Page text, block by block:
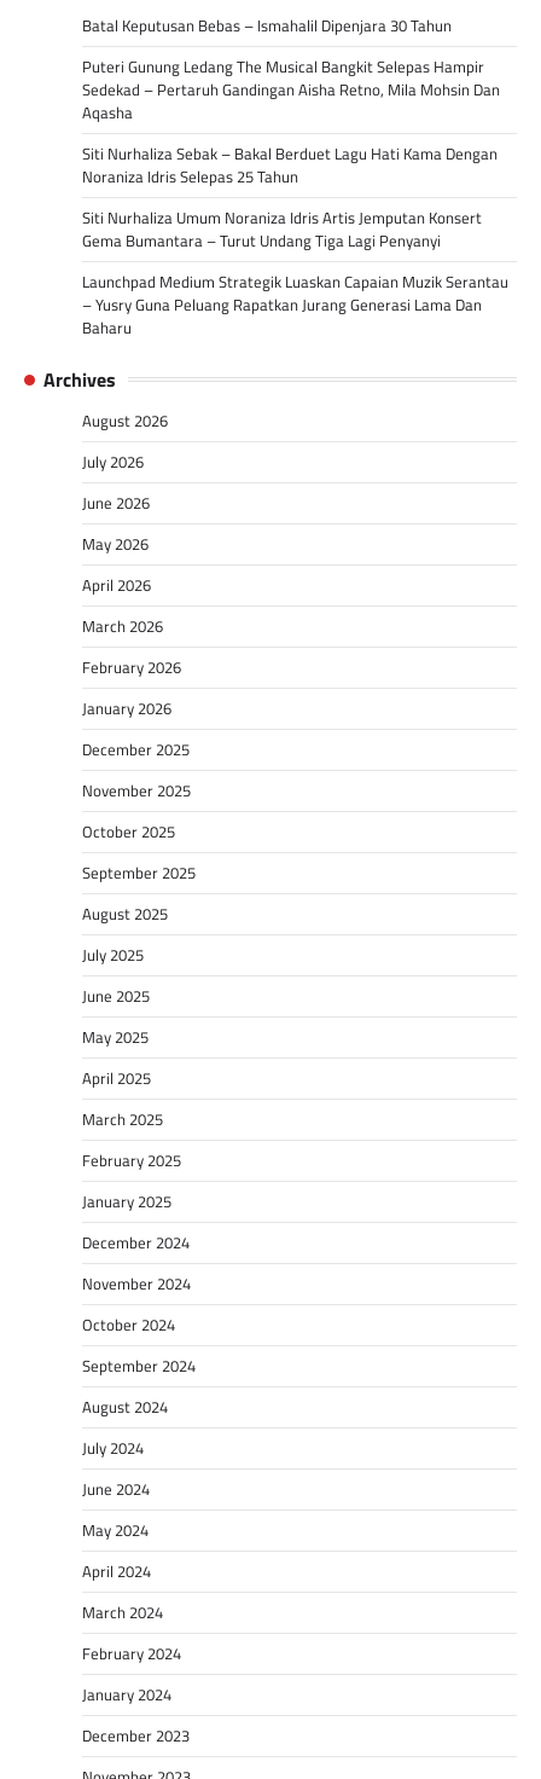
Batal Keputusan Bebas – Ismahalil Dipenjara 30 Tahun
Puteri Gunung Ledang The Musical Bangkit Selepas Hampir
Sedekad – Pertaruh Gandingan Aisha Retno, Mila Mohsin Dan
Aqasha
Siti Nurhaliza Sebak – Bakal Berduet Lagu Hati Kama Dengan
Noraniza Idris Selepas 25 Tahun
Siti Nurhaliza Umum Noraniza Idris Artis Jemputan Konsert
Gema Bumantara – Turut Undang Tiga Lagi Penyanyi
Launchpad Medium Strategik Luaskan Capaian Muzik Serantau
– Yusry Guna Peluang Rapatkan Jurang Generasi Lama Dan
Baharu
Archives
August 2026
July 2026
June 2026
May 2026
April 2026
March 2026
February 2026
January 2026
December 2025
November 2025
October 2025
September 2025
August 2025
July 2025
June 2025
May 2025
April 2025
March 2025
February 2025
January 2025
December 2024
November 2024
October 2024
September 2024
August 2024
July 2024
June 2024
May 2024
April 2024
March 2024
February 2024
January 2024
December 2023